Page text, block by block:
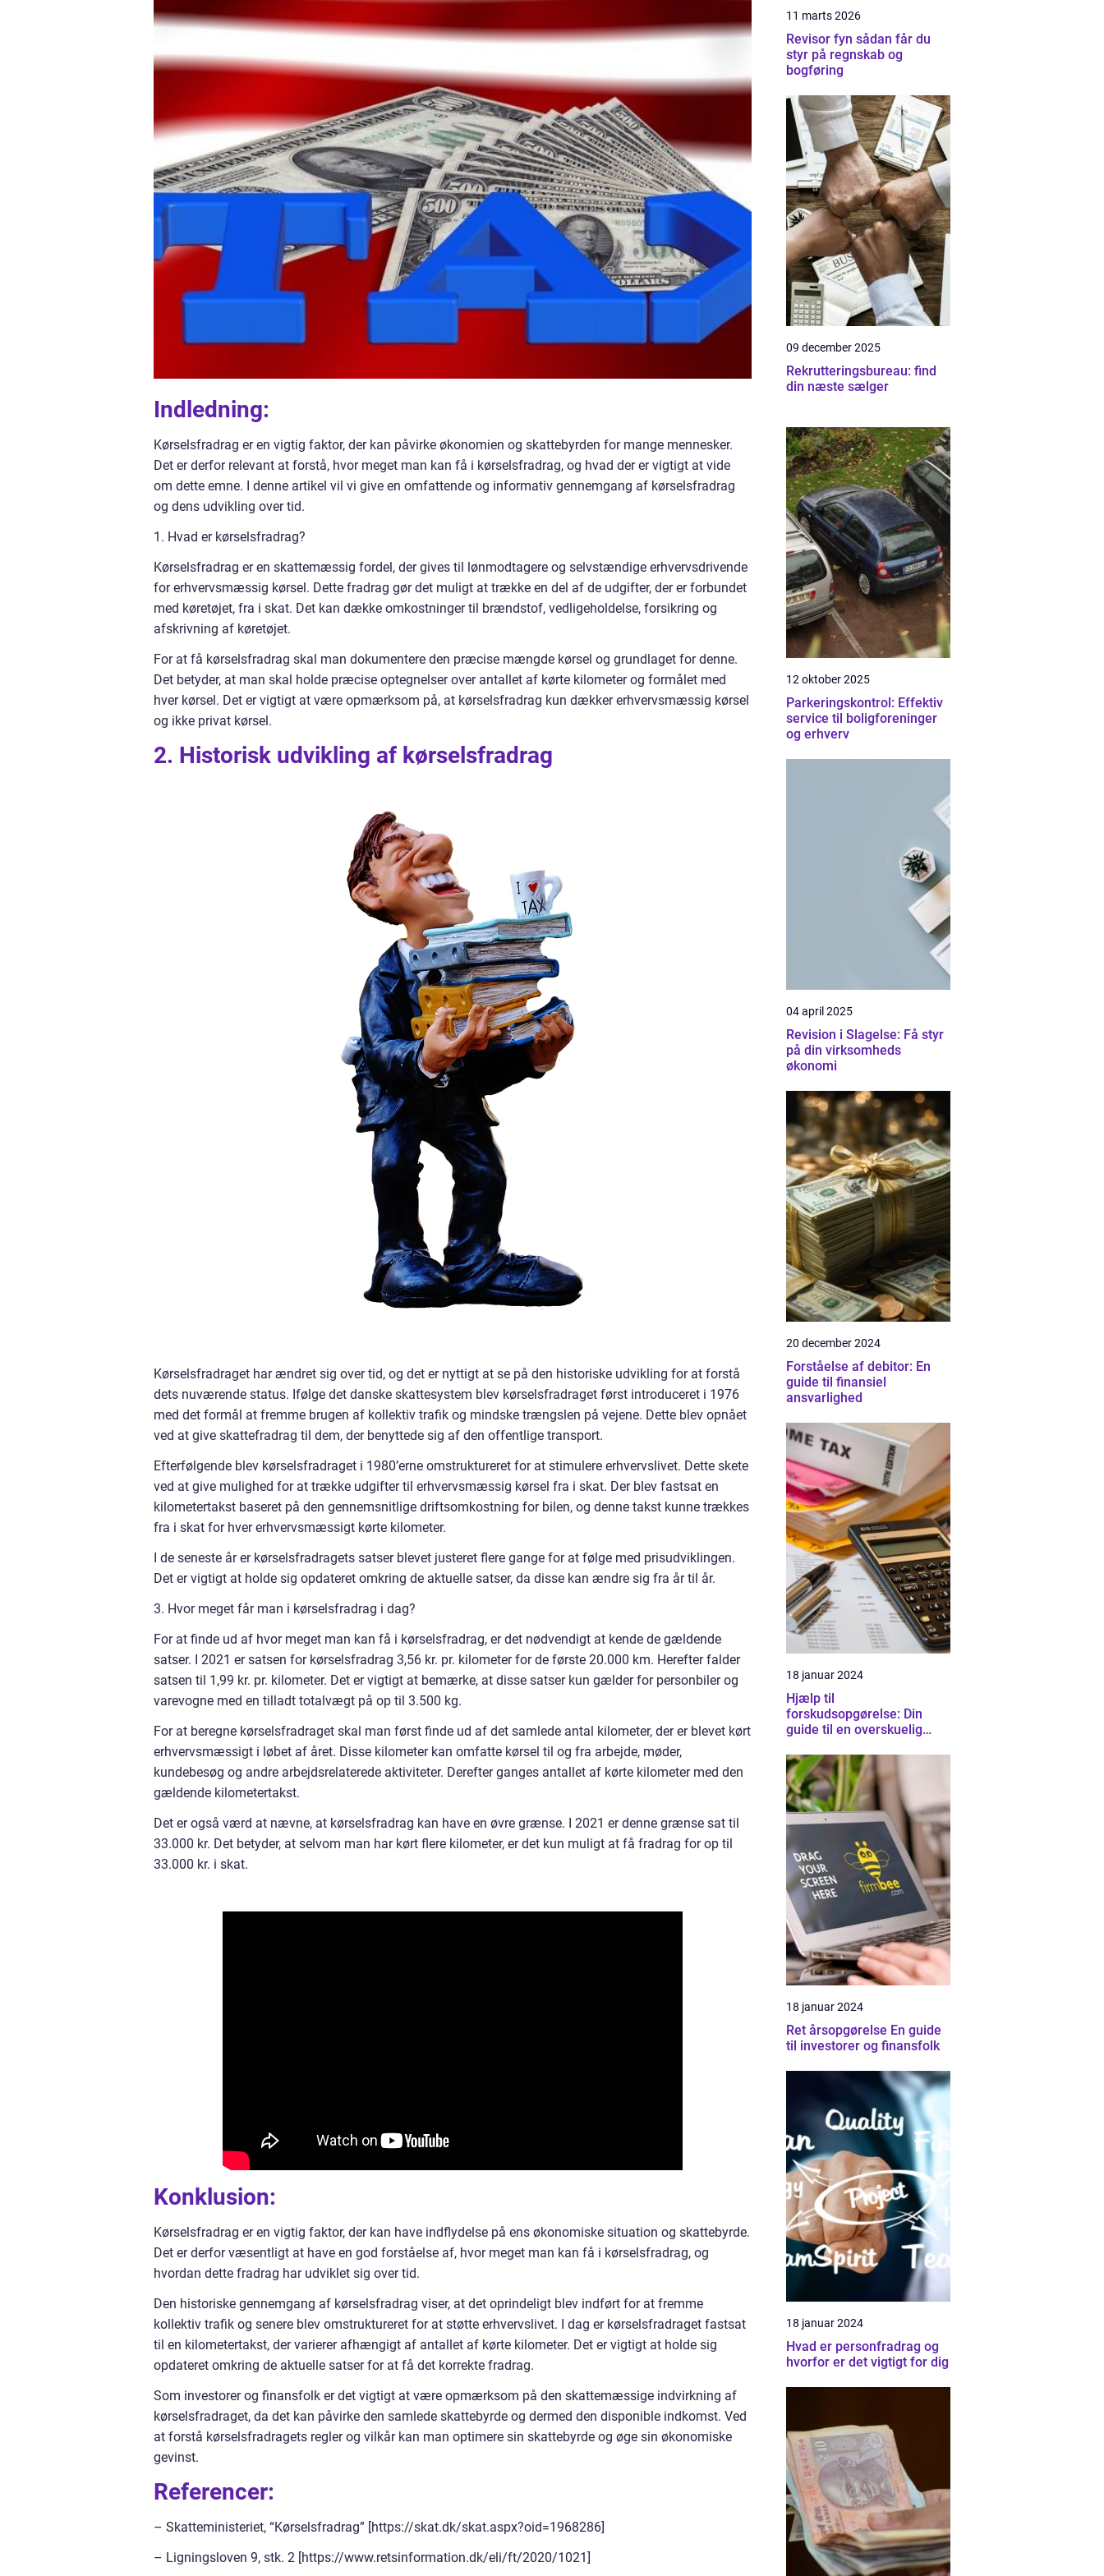
Indledning:
Kørselsfradrag er en vigtig faktor, der kan påvirke økonomien og skattebyrden for mange mennesker.
Det er derfor relevant at forstå, hvor meget man kan få i kørselsfradrag, og hvad der er vigtigt at vide
om dette emne. I denne artikel vil vi give en omfattende og informativ gennemgang af kørselsfradrag
og dens udvikling over tid.
1. Hvad er kørselsfradrag?
Kørselsfradrag er en skattemæssig fordel, der gives til lønmodtagere og selvstændige erhvervsdrivende
for erhvervsmæssig kørsel. Dette fradrag gør det muligt at trække en del af de udgifter, der er forbundet
med køretøjet, fra i skat. Det kan dække omkostninger til brændstof, vedligeholdelse, forsikring og
afskrivning af køretøjet.
For at få kørselsfradrag skal man dokumentere den præcise mængde kørsel og grundlaget for denne.
Det betyder, at man skal holde præcise optegnelser over antallet af kørte kilometer og formålet med
hver kørsel. Det er vigtigt at være opmærksom på, at kørselsfradrag kun dækker erhvervsmæssig kørsel
og ikke privat kørsel.
2. Historisk udvikling af kørselsfradrag
Kørselsfradraget har ændret sig over tid, og det er nyttigt at se på den historiske udvikling for at forstå
dets nuværende status. Ifølge det danske skattesystem blev kørselsfradraget først introduceret i 1976
med det formål at fremme brugen af kollektiv trafik og mindske trængslen på vejene. Dette blev opnået
ved at give skattefradrag til dem, der benyttede sig af den offentlige transport.
Efterfølgende blev kørselsfradraget i 1980’erne omstruktureret for at stimulere erhvervslivet. Dette skete
ved at give mulighed for at trække udgifter til erhvervsmæssig kørsel fra i skat. Der blev fastsat en
kilometertakst baseret på den gennemsnitlige driftsomkostning for bilen, og denne takst kunne trækkes
fra i skat for hver erhvervsmæssigt kørte kilometer.
I de seneste år er kørselsfradragets satser blevet justeret flere gange for at følge med prisudviklingen.
Det er vigtigt at holde sig opdateret omkring de aktuelle satser, da disse kan ændre sig fra år til år.
3. Hvor meget får man i kørselsfradrag i dag?
For at finde ud af hvor meget man kan få i kørselsfradrag, er det nødvendigt at kende de gældende
satser. I 2021 er satsen for kørselsfradrag 3,56 kr. pr. kilometer for de første 20.000 km. Herefter falder
satsen til 1,99 kr. pr. kilometer. Det er vigtigt at bemærke, at disse satser kun gælder for personbiler og
varevogne med en tilladt totalvægt på op til 3.500 kg.
For at beregne kørselsfradraget skal man først finde ud af det samlede antal kilometer, der er blevet kørt
erhvervsmæssigt i løbet af året. Disse kilometer kan omfatte kørsel til og fra arbejde, møder,
kundebesøg og andre arbejdsrelaterede aktiviteter. Derefter ganges antallet af kørte kilometer med den
gældende kilometertakst.
Det er også værd at nævne, at kørselsfradrag kan have en øvre grænse. I 2021 er denne grænse sat til
33.000 kr. Det betyder, at selvom man har kørt flere kilometer, er det kun muligt at få fradrag for op til
33.000 kr. i skat.
Konklusion:
Kørselsfradrag er en vigtig faktor, der kan have indflydelse på ens økonomiske situation og skattebyrde.
Det er derfor væsentligt at have en god forståelse af, hvor meget man kan få i kørselsfradrag, og
hvordan dette fradrag har udviklet sig over tid.
Den historiske gennemgang af kørselsfradrag viser, at det oprindeligt blev indført for at fremme
kollektiv trafik og senere blev omstruktureret for at støtte erhvervslivet. I dag er kørselsfradraget fastsat
til en kilometertakst, der varierer afhængigt af antallet af kørte kilometer. Det er vigtigt at holde sig
opdateret omkring de aktuelle satser for at få det korrekte fradrag.
Som investorer og finansfolk er det vigtigt at være opmærksom på den skattemæssige indvirkning af
kørselsfradraget, da det kan påvirke den samlede skattebyrde og dermed den disponible indkomst. Ved
at forstå kørselsfradragets regler og vilkår kan man optimere sin skattebyrde og øge sin økonomiske
gevinst.
Referencer:
– Skatteministeriet, “Kørselsfradrag” [https://skat.dk/skat.aspx?oid=1968286]
– Ligningsloven 9, stk. 2 [https://www.retsinformation.dk/eli/ft/2020/1021]
11 marts 2026
Revisor fyn sådan får du
styr på regnskab og
bogføring
09 december 2025
Rekrutteringsbureau: find
din næste sælger
12 oktober 2025
Parkeringskontrol: Effektiv
service til boligforeninger
og erhverv
04 april 2025
Revision i Slagelse: Få styr
på din virksomheds
økonomi
20 december 2024
Forståelse af debitor: En
guide til finansiel
ansvarlighed
18 januar 2024
Hjælp til
forskudsopgørelse: Din
guide til en overskuelig
18 januar 2024
Ret årsopgørelse En guide
til investorer og finansfolk
18 januar 2024
Hvad er personfradrag og
hvorfor er det vigtigt for dig